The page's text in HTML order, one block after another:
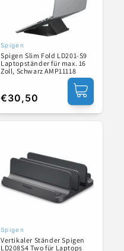
Anbieter:
Spigen
Spigen Slim Fold LD201-S9
Laptopständer für max. 16
Zoll, Schwarz AMP11118
Normaler
Preis
€30,50
Anbieter:
Spigen
Vertikaler Ständer Spigen
LD208S4 Two für Laptops